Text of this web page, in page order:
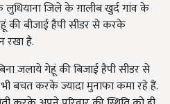
जिले के ग़ालीब खुर्द गांव के
की बीजाई हैपी सीडर से करके
रखा है.
जलाये गेहूं की बिजाई हैपी सीडर से
करके ज्यादा मुनाफा कमा रहे हैं.